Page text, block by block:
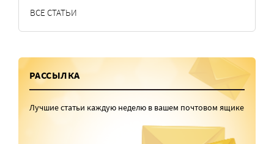
ВСЕ СТАТЬИ
РАССЫЛКА
Лучшие статьи каждую неделю в вашем почтовом ящике